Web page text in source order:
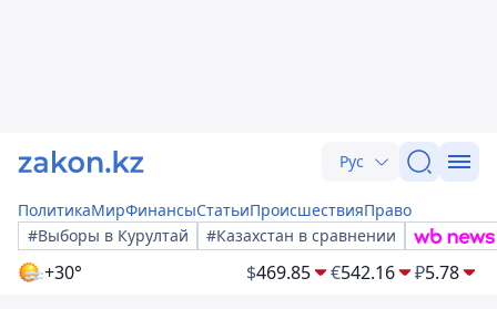
Рус
ПолитикаМирФинансыСтатьиПроисшествияПраво
#Выборы в Курултай
#Казахстан в сравнении
+30° $469.85 €542.16 ₽5.78